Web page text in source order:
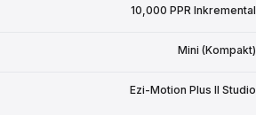
10,000 PPR Inkremental
Mini (Kompakt)
Ezi-Motion Plus II Studio